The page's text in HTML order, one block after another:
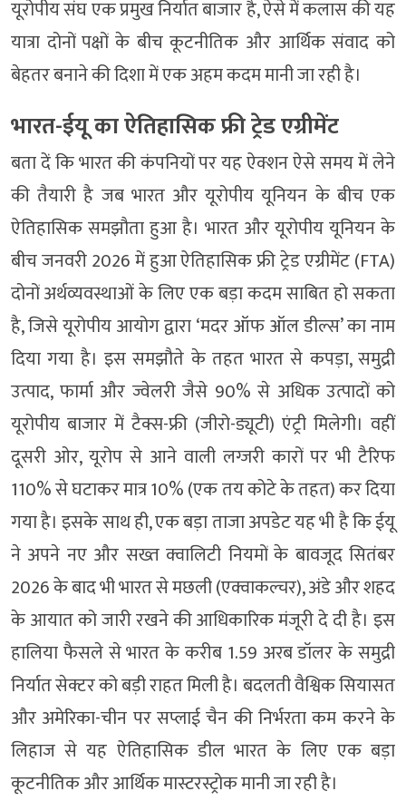
यूरोपीय संघ एक प्रमुख निर्यात बाजार है, ऐसे में कलास की यह
यात्रा दोनों पक्षों के बीच कूटनीतिक और आर्थिक संवाद को
बेहतर बनाने की दिशा में एक अहम कदम मानी जा रही है।
भारत-ईयू का ऐतिहासिक फ्री ट्रेड एग्रीमेंट
बता दें कि भारत की कंपनियों पर यह ऐक्शन ऐसे समय में लेने
की तैयारी है जब भारत और यूरोपीय यूनियन के बीच एक
ऐतिहासिक समझौता हुआ है। भारत और यूरोपीय यूनियन के
बीच जनवरी 2026 में हुआ ऐतिहासिक फ्री ट्रेड एग्रीमेंट (FTA)
दोनों अर्थव्यवस्थाओं के लिए एक बड़ा कदम साबित हो सकता
है, जिसे यूरोपीय आयोग द्वारा ‘मदर ऑफ ऑल डील्स’ का नाम
दिया गया है। इस समझौते के तहत भारत से कपड़ा, समुद्री
उत्पाद, फार्मा और ज्वेलरी जैसे 90% से अधिक उत्पादों को
यूरोपीय बाजार में टैक्स-फ्री (जीरो-ड्यूटी) एंट्री मिलेगी। वहीं
दूसरी ओर, यूरोप से आने वाली लग्जरी कारों पर भी टैरिफ
110% से घटाकर मात्र 10% (एक तय कोटे के तहत) कर दिया
गया है। इसके साथ ही, एक बड़ा ताजा अपडेट यह भी है कि ईयू
ने अपने नए और सख्त क्वालिटी नियमों के बावजूद सितंबर
2026 के बाद भी भारत से मछली (एक्वाकल्चर), अंडे और शहद
के आयात को जारी रखने की आधिकारिक मंजूरी दे दी है। इस
हालिया फैसले से भारत के करीब 1.59 अरब डॉलर के समुद्री
निर्यात सेक्टर को बड़ी राहत मिली है। बदलती वैश्विक सियासत
और अमेरिका-चीन पर सप्लाई चैन की निर्भरता कम करने के
लिहाज से यह ऐतिहासिक डील भारत के लिए एक बड़ा
कूटनीतिक और आर्थिक मास्टरस्ट्रोक मानी जा रही है।